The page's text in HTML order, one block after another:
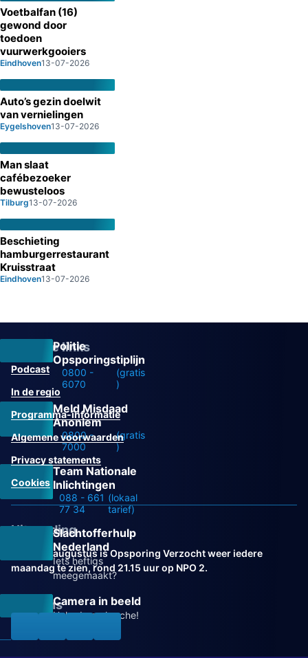
Voetbalfan (16)
gewond door
toedoen
vuurwerkgooiers
Eindhoven13-07-2026
Auto’s gezin doelwit
van vernielingen
Eygelshoven13-07-2026
Man slaat
cafébezoeker
bewusteloos
Tilburg13-07-2026
Beschieting
hamburgerrestaurant
Kruisstraat
Eindhoven13-07-2026
Politie
Opsporingstiplijn
0800 -
6070
(gratis
)
Meld Misdaad
Anoniem
0800 -
7000
(gratis
)
Team Nationale
Inlichtingen
088 - 661
77 34
(lokaal
tarief)
Slachtofferhulp
Nederland
Iets heftigs
meegemaakt?
Camera in beeld
Help de recherche!
Overige links
Podcast
In de regio
Programma-informatie
Algemene voorwaarden
Privacy statements
Cookies
Uitzending
Vanaf 31 augustus is Opsporing Verzocht weer iedere
maandag te zien, rond 21.15 uur op NPO 2.
Volg ons